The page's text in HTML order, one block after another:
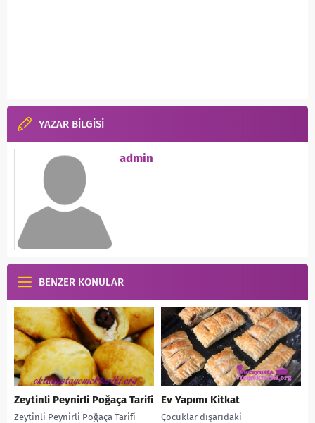
YAZAR BİLGİSİ
admin
BENZER KONULAR
Zeytinli Peynirli Poğaça Tarifi
Zeytinli Peynirli Poğaça Tarifi
Ev Yapımı Kitkat
Çocuklar dışarıdaki